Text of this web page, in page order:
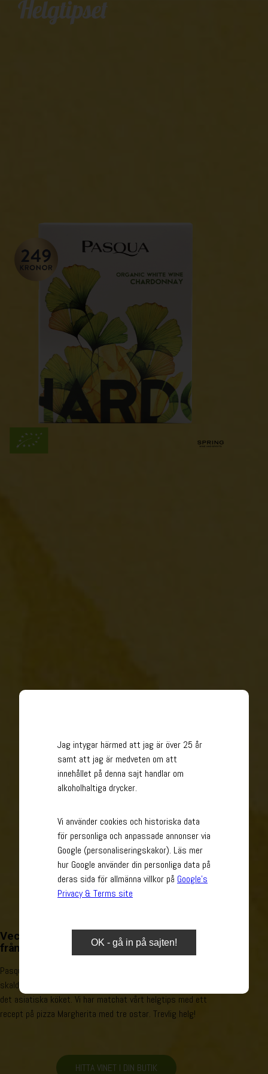
Veckans helgtips är en ekologisk italienare
från välkända Pasqua.
Pasqua Chardonnay Organic passar utmärkt till fisk- &
skaldjursrätter, men även till lite mer kryddstarka rätter från
det asiatiska köket. Vi har matchat vårt helgtips med ett
recept på pizza Margherita med tre ostar. Trevlig helg!
HITTA VINET I DIN BUTIK
Jag intygar härmed att jag är över 25 år
samt att jag är medveten om att
innehållet på denna sajt handlar om
alkoholhaltiga drycker.
Vi använder cookies och historiska data
för personliga och anpassade annonser via
Google (personaliseringskakor). Läs mer
hur Google använder din personliga data på
deras sida för allmänna villkor på Google’s
Privacy & Terms site
OK - gå in på sajten!